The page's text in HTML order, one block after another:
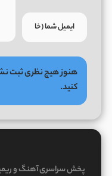
هنوز هیچ نظری ثبت
کنید.
پخش سراسری آهنگ و